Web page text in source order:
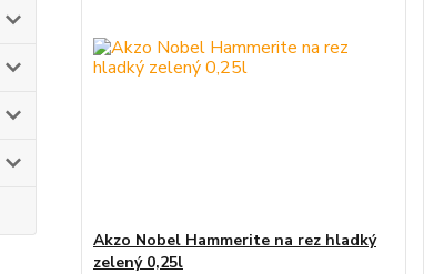
Akzo Nobel Hammerite na rez hladký
zelený 0,25l